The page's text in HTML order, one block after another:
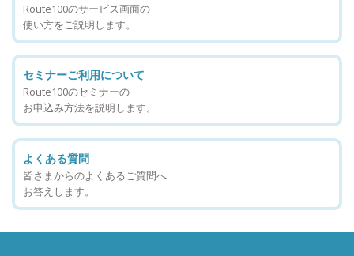
Route100のサービス画面の
使い方をご説明します。
セミナーご利用について
Route100のセミナーの
お申込み方法を説明します。
よくある質問
皆さまからのよくあるご質問へ
お答えします。